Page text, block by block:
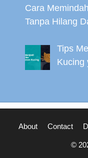
Cara
Tanpa Hilang
Tips
Kucing
About Contact
©